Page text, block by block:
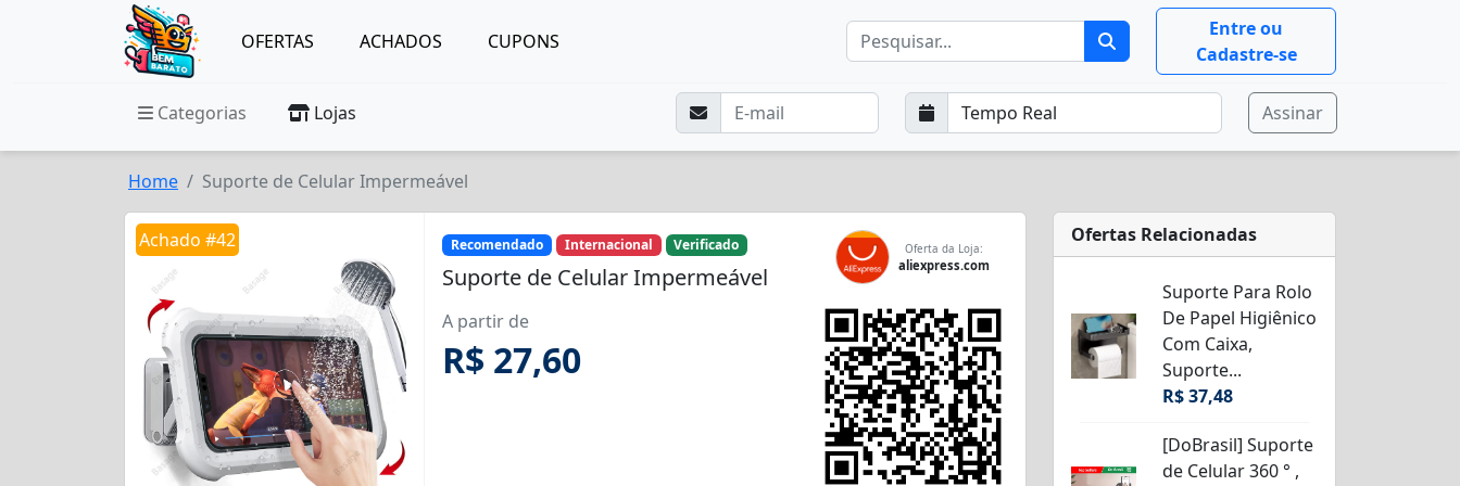
OFERTAS ACHADOS CUPONS
Entre ou
Cadastre-se
Categorias Lojas Assinar
Home Suporte de Celular Impermeável
Achado #42 Recomendado Internacional Verificado
Suporte de Celular Impermeável
A partir de
R$ 27,60
Oferta da Loja:
aliexpress.com
Ofertas Relacionadas
Suporte Para Rolo
De Papel Higiênico
Com Caixa,
Suporte...
R$ 37,48
[DoBrasil] Suporte
de Celular 360 ° ,